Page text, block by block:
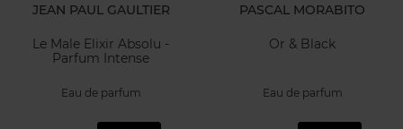
JEAN PAUL GAULTIER
Le Male Elixir Absolu -
Parfum Intense
Eau de parfum
PASCAL MORABITO
Or & Black
Eau de parfum